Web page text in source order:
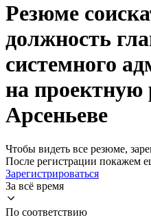
Резюме
должность
системного
на проектную
Арсеньеве
Чтобы видеть все резюме,
После регистрации покажем
Зарегистрироваться
За всё время
По соответствию